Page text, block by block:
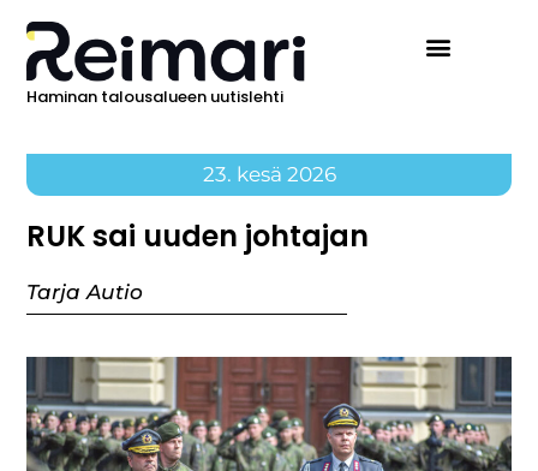
Haminan talousalueen uutislehti
23. kesä 2026
RUK sai uuden johtajan
Tarja Autio